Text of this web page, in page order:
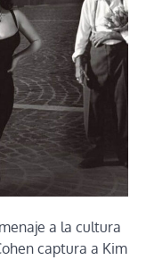
a la cultura
captura a Kim